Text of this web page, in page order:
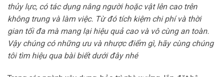
thủy lực, có tác dụng nâng người hoặc vật lên cao trên
không trung và làm việc. Từ đó tích kiệm chi phí và thời
gian tối đa mà mang lại hiệu quả cao và vô cùng an toàn.
Vậy chúng có những ưu và nhược điểm gì, hãy cùng chúng
tôi tìm hiệu qua bài biết dưới đây nhé